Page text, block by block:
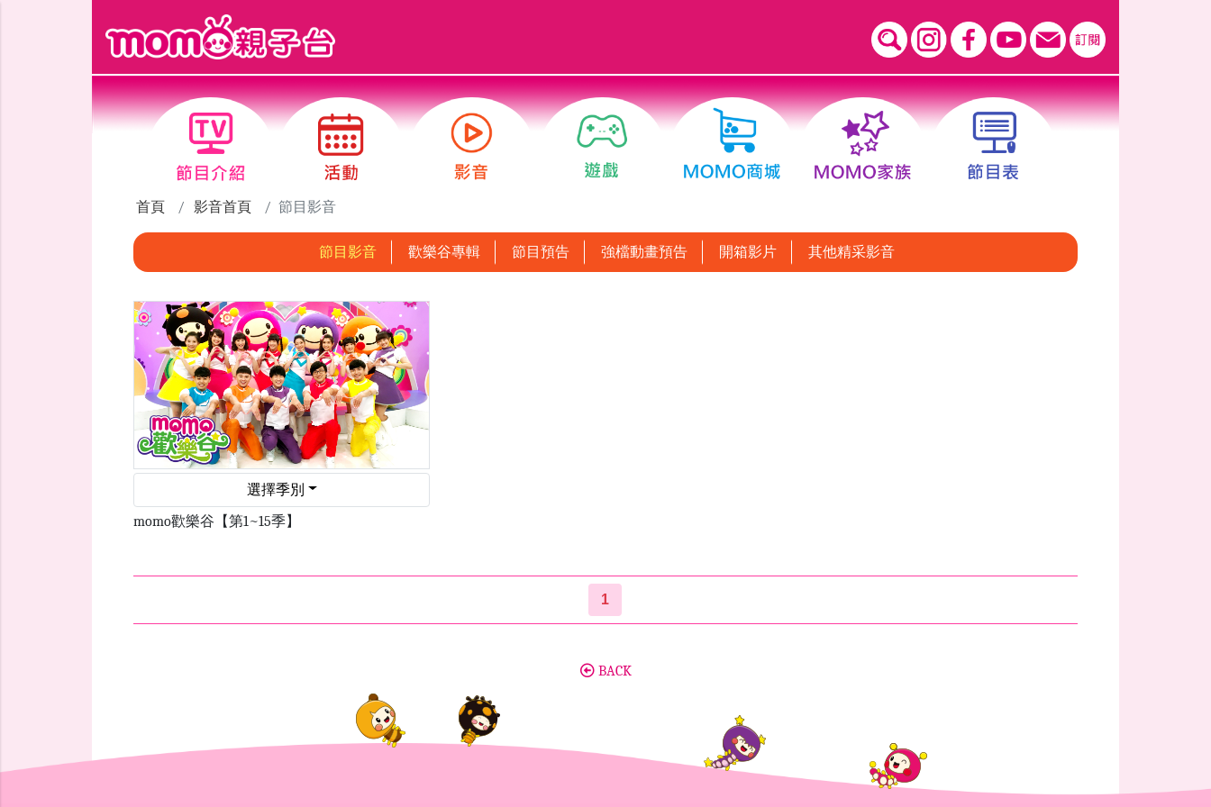
首頁 影音首頁 節目影音
節目影音 歡樂谷專輯 節目預告 強檔動畫預告 開箱影片 其他精采影音
選擇季別
momo歡樂谷【第1~15季】
1
BACK